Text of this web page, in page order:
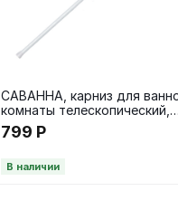
САВАННА, карниз для
комнаты телескопический,
110-200 см, белый
799 Р
В наличии